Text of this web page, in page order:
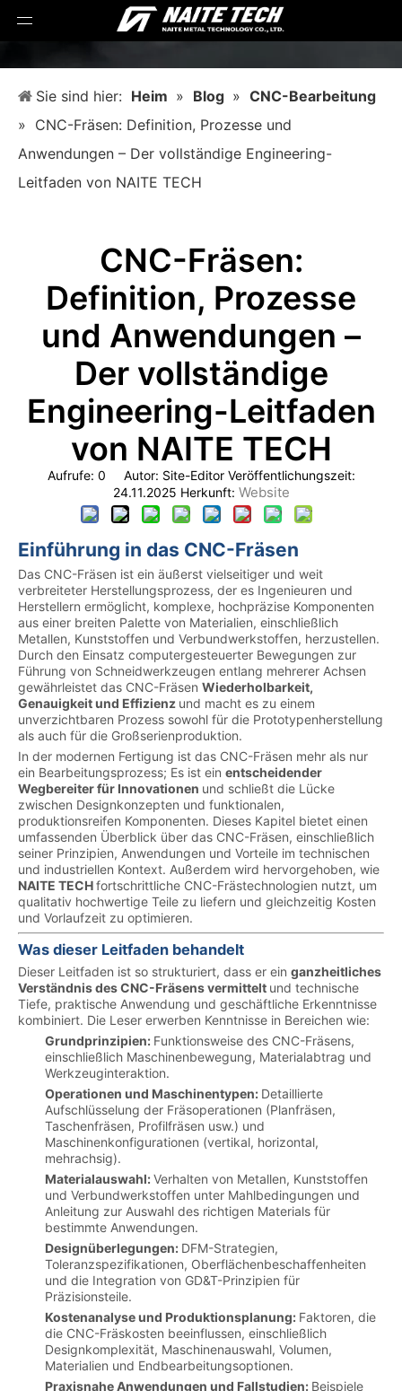
Sie sind hier: Heim » Blog » CNC-Bearbeitung
» CNC-Fräsen: Definition, Prozesse und
Anwendungen – Der vollständige Engineering-
Leitfaden von NAITE TECH
CNC-Fräsen:
Definition, Prozesse
und Anwendungen –
Der vollständige
Engineering-Leitfaden
von NAITE TECH
Aufrufe: 0 Autor: Site-Editor Veröffentlichungszeit:
24.11.2025 Herkunft: Website
Einführung in das CNC-Fräsen
Das CNC-Fräsen ist ein äußerst vielseitiger und weit
verbreiteter Herstellungsprozess, der es Ingenieuren und
Herstellern ermöglicht, komplexe, hochpräzise Komponenten
aus einer breiten Palette von Materialien, einschließlich
Metallen, Kunststoffen und Verbundwerkstoffen, herzustellen.
Durch den Einsatz computergesteuerter Bewegungen zur
Führung von Schneidwerkzeugen entlang mehrerer Achsen
gewährleistet das CNC-Fräsen Wiederholbarkeit,
Genauigkeit und Effizienz und macht es zu einem
unverzichtbaren Prozess sowohl für die Prototypenherstellung
als auch für die Großserienproduktion.
In der modernen Fertigung ist das CNC-Fräsen mehr als nur
ein Bearbeitungsprozess; Es ist ein entscheidender
Wegbereiter für Innovationen und schließt die Lücke
zwischen Designkonzepten und funktionalen,
produktionsreifen Komponenten. Dieses Kapitel bietet einen
umfassenden Überblick über das CNC-Fräsen, einschließlich
seiner Prinzipien, Anwendungen und Vorteile im technischen
und industriellen Kontext. Außerdem wird hervorgehoben, wie
NAITE TECHfortschrittliche CNC-Frästechnologien nutzt, um
qualitativ hochwertige Teile zu liefern und gleichzeitig Kosten
und Vorlaufzeit zu optimieren.
Was dieser Leitfaden behandelt
Dieser Leitfaden ist so strukturiert, dass er ein ganzheitliches
Verständnis des CNC-Fräsens vermittelt und technische
Tiefe, praktische Anwendung und geschäftliche Erkenntnisse
kombiniert. Die Leser erwerben Kenntnisse in Bereichen wie:
Grundprinzipien: Funktionsweise des CNC-Fräsens,
einschließlich Maschinenbewegung, Materialabtrag und
Werkzeuginteraktion.
Operationen und Maschinentypen: Detaillierte
Aufschlüsselung der Fräsoperationen (Planfräsen,
Taschenfräsen, Profilfräsen usw.) und
Maschinenkonfigurationen (vertikal, horizontal,
mehrachsig).
Materialauswahl:Verhalten von Metallen, Kunststoffen
und Verbundwerkstoffen unter Mahlbedingungen und
Anleitung zur Auswahl des richtigen Materials für
bestimmte Anwendungen.
Designüberlegungen: DFM-Strategien,
Toleranzspezifikationen, Oberflächenbeschaffenheiten
und die Integration von GD&T-Prinzipien für
Präzisionsteile.
Kostenanalyse und Produktionsplanung: Faktoren, die
die CNC-Fräskosten beeinflussen, einschließlich
Designkomplexität, Maschinenauswahl, Volumen,
Materialien und Endbearbeitungsoptionen.
Praxisnahe Anwendungen und Fallstudien: Beispiele